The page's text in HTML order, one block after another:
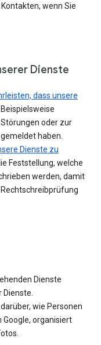
wenn Sie
Dienste
dass unsere
. Beispielsweise
oder zur
haben.
Dienste zu
Feststellung, welche
werden, damit
Dienste
wie Personen
Google, organisiert